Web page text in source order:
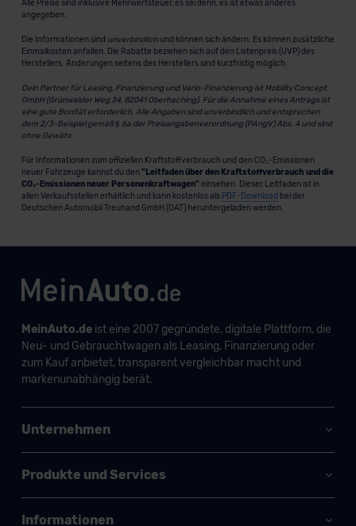
Alle Preise sind inklusive Mehrwertsteuer, es sei denn, es ist etwas anderes
angegeben.
Die Informationen sind unverbindlichund können sich ändern. Es können zusätzliche
Einmalkosten anfallen. Die Rabatte beziehen sich auf den Listenpreis (UVP) des
Herstellers. Änderungen seitens des Herstellers sind kurzfristig möglich.
Dein Partner für Leasing, Finanzierung und Vario-Finanzierung ist Mobility Concept
GmbH (Grünwalder Weg 34, 82041 Oberhaching). Für die Annahme eines Antrags ist
eine gute Bonität erforderlich. Alle Angaben sind unverbindlich und entsprechen
dem 2/3-Beispiel gemäß § 6a der Preisangabenverordnung (PAngV) Abs. 4 und sind
ohne Gewähr.
Für Informationen zum offiziellen Kraftstoffverbrauch und den CO₂-Emissionen
neuer Fahrzeuge kannst du den "Leitfaden über den Kraftstoffverbrauch und die
CO₂-Emissionen neuer Personenkraftwagen" einsehen. Dieser Leitfaden ist in
allen Verkaufsstellen erhältlich und kann kostenlos als PDF-Download bei der
Deutschen Automobil Treuhand GmbH (DAT) heruntergeladen werden.
MeinAuto.deist eine 2007 gegründete, digitale Plattform, die
Neu- und Gebrauchtwagen als Leasing, Finanzierung oder
zum Kauf anbietet, transparent vergleichbar macht und
markenunabhängig berät.
Unternehmen
Produkte und Services
Informationen